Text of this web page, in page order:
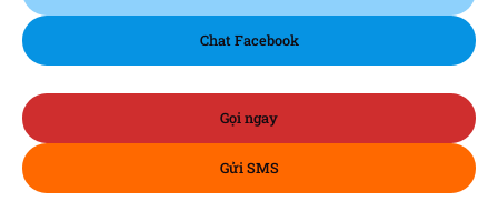
lượng
Chat Facebook
Gọi ngay
Gửi SMS